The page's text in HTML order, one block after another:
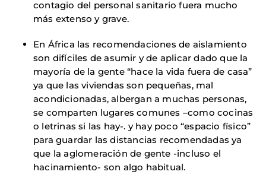
contagio del personal sanitario fuera mucho
más extenso y grave.
En África las recomendaciones de aislamiento
son difíciles de asumir y de aplicar dado que la
mayoría de la gente “hace la vida fuera de casa”
ya que las viviendas son pequeñas, mal
acondicionadas, albergan a muchas personas,
se comparten lugares comunes –como cocinas
o letrinas si las hay-. y hay poco “espacio físico”
para guardar las distancias recomendadas ya
que la aglomeración de gente -incluso el
hacinamiento- son algo habitual.